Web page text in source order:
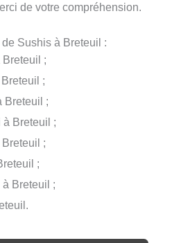
de votre compréhension.
Sushis à Breteuil :
;
;
Breteuil ;
à Breteuil ;
;
;
Breteuil ;